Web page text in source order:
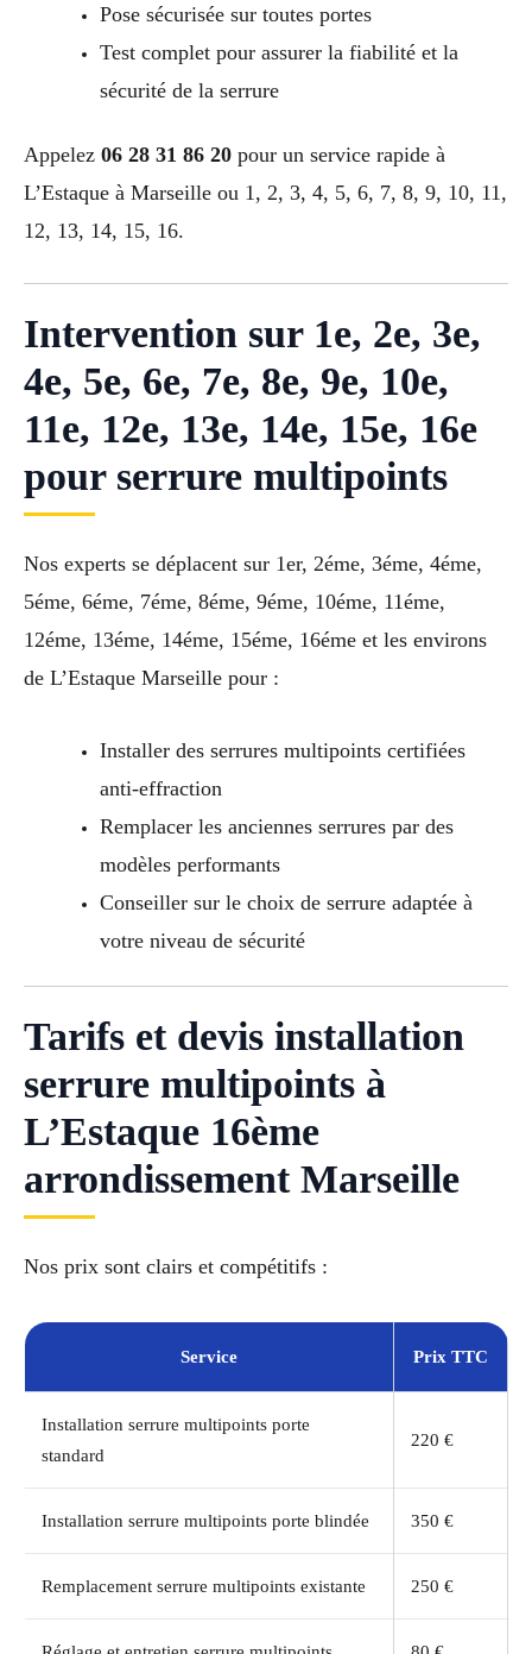
Pose sécurisée sur toutes portes
Test complet pour assurer la fiabilité et la
sécurité de la serrure
Appelez 06 28 31 86 20 pour un service rapide à
L’Estaque à Marseille ou 1, 2, 3, 4, 5, 6, 7, 8, 9, 10, 11,
12, 13, 14, 15, 16.
Intervention sur 1e, 2e, 3e,
4e, 5e, 6e, 7e, 8e, 9e, 10e,
11e, 12e, 13e, 14e, 15e, 16e
pour serrure multipoints
Nos experts se déplacent sur 1er, 2éme, 3éme, 4éme,
5éme, 6éme, 7éme, 8éme, 9éme, 10éme, 11éme,
12éme, 13éme, 14éme, 15éme, 16éme et les environs
de L’Estaque Marseille pour :
Installer des serrures multipoints certifiées
anti-effraction
Remplacer les anciennes serrures par des
modèles performants
Conseiller sur le choix de serrure adaptée à
votre niveau de sécurité
Tarifs et devis installation
serrure multipoints à
L’Estaque 16ème
arrondissement Marseille
Nos prix sont clairs et compétitifs :
Service Prix TTC
Installation serrure multipoints porte
standard
220 €
Installation serrure multipoints porte blindée 350 €
Remplacement serrure multipoints existante 250 €